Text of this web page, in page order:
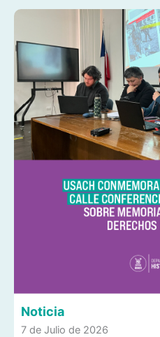
Noticia
7 de Julio de 2026